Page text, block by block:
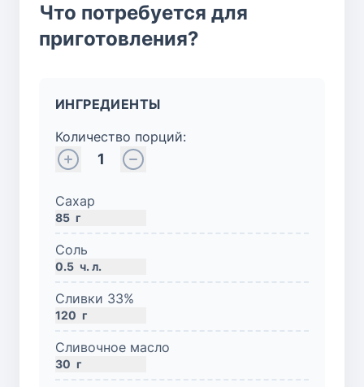
Что потребуется для
приготовления?
ИНГРЕДИЕНТЫ
Количество порций:
1
Сахар
85 г
Соль
0.5 ч. л.
Сливки 33%
120 г
Сливочное масло
30 г